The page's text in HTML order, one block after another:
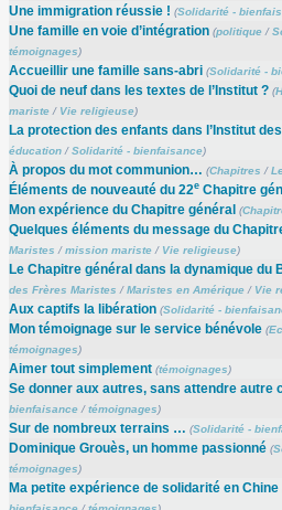
Une immigration réussie ! (Solidarité -
Une famille en voie d’intégration (politique/
témoignages)
Accueillir une famille sans-abri (Solidarité -
Quoi de neuf dans les textes de l’Institut ? (
mariste/ Vie religieuse)
La protection des enfants dans l’Institut
éducation/Solidarité - bienfaisance)
À propos du mot communion… (Chapitres /
Éléments de nouveauté du 22eChapitre
Mon expérience du Chapitre général (
Quelques éléments du message du
Maristes /mission mariste/ Vie religieuse)
Le Chapitre général dans la dynamique du
des Frères Maristes /Maristes en Amérique/ Vie
Aux captifs la libération (Solidarité -
Mon témoignage sur le service bénévole (
témoignages)
Aimer tout simplement (témoignages)
Se donner aux autres, sans attendre autre
bienfaisance/témoignages)
Sur de nombreux terrains … (Solidarité -
Dominique Grouès, un homme passionné (
témoignages)
Ma petite expérience de solidarité en Chine